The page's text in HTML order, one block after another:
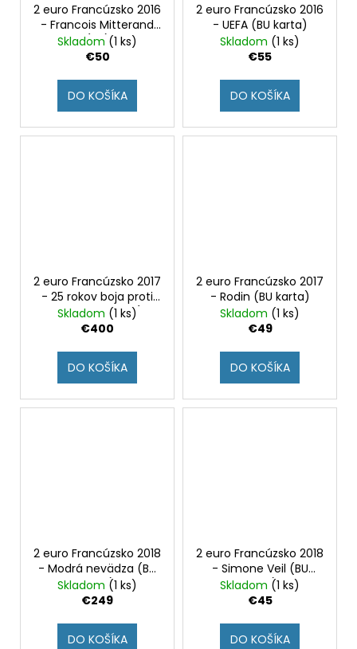
2 euro Francúzsko 2016
- Francois Mitterand
(BU)
Skladom (1 ks)
€50
DO KOŠÍKA
2 euro Francúzsko 2016
- UEFA (BU karta)
Skladom (1 ks)
€55
DO KOŠÍKA
2 euro Francúzsko 2017
- 25 rokov boja proti
rakovine prsníka (BU
karta)
Skladom (1 ks)
€400
DO KOŠÍKA
2 euro Francúzsko 2017
- Rodin (BU karta)
Skladom (1 ks)
€49
DO KOŠÍKA
2 euro Francúzsko 2018
- Modrá nevädza (BU
karta)
Skladom (1 ks)
€249
DO KOŠÍKA
2 euro Francúzsko 2018
- Simone Veil (BU
karta)
Skladom (1 ks)
€45
DO KOŠÍKA